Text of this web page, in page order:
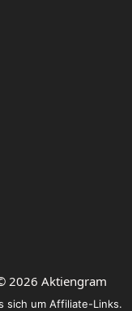
2026 Aktiengram
sich um Affiliate-Links.